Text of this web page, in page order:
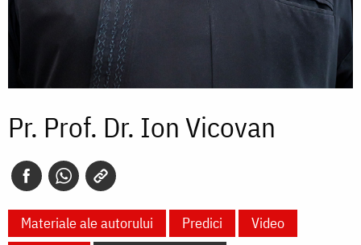
Pr. Prof. Dr. Ion Vicovan
Materiale ale autorului Predici
Video